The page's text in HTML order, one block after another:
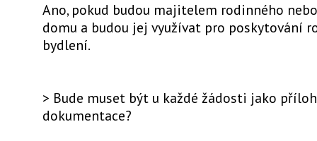
Ano, pokud budou majitelem rodinného
domu a budou jej využívat pro poskytování
bydlení.
> Bude muset být u každé žádosti jako
dokumentace?